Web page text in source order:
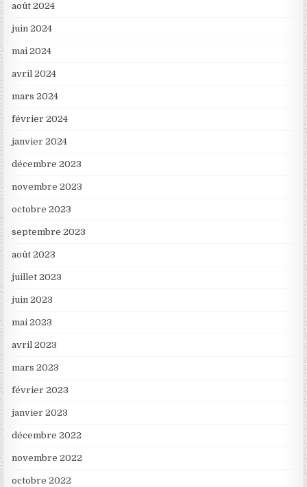
août 2024
juin 2024
mai 2024
avril 2024
mars 2024
février 2024
janvier 2024
décembre 2023
novembre 2023
octobre 2023
septembre 2023
août 2023
juillet 2023
juin 2023
mai 2023
avril 2023
mars 2023
février 2023
janvier 2023
décembre 2022
novembre 2022
octobre 2022